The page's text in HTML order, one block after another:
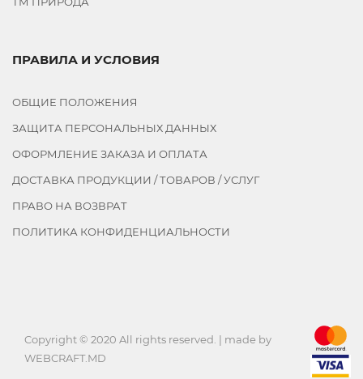
ПРАВИЛА И УСЛОВИЯ
ОБЩИЕ ПОЛОЖЕНИЯ
ЗАЩИТА ПЕРСОНАЛЬНЫХ ДАННЫХ
ОФОРМЛЕНИЕ ЗАКАЗА И ОПЛАТА
ДОСТАВКА ПРОДУКЦИИ / ТОВАРОВ / УСЛУГ
ПРАВО НА ВОЗВРАТ
ПОЛИТИКА КОНФИДЕНЦИАЛЬНОСТИ
Copyright © 2020 All rights reserved. | made by
WEBCRAFT.MD